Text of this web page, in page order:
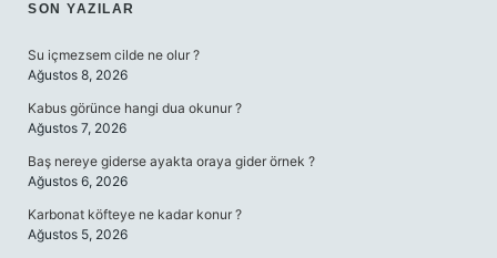
SIDEBAR
SON YAZILAR
Su içmezsem cilde ne olur ?
Ağustos 8, 2026
Kabus görünce hangi dua okunur ?
Ağustos 7, 2026
Baş nereye giderse ayakta oraya gider örnek ?
Ağustos 6, 2026
Karbonat köfteye ne kadar konur ?
Ağustos 5, 2026